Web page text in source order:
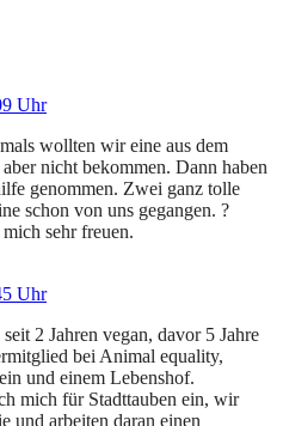
Uhr
wollten wir eine aus dem
nicht bekommen. Dann haben
genommen. Zwei ganz tolle
schon von uns gegangen. ?
sehr freuen.
Uhr
2 Jahren vegan, davor 5 Jahre
bei Animal equality,
und einem Lebenshof.
mich für Stadttauben ein, wir
und arbeiten daran einen